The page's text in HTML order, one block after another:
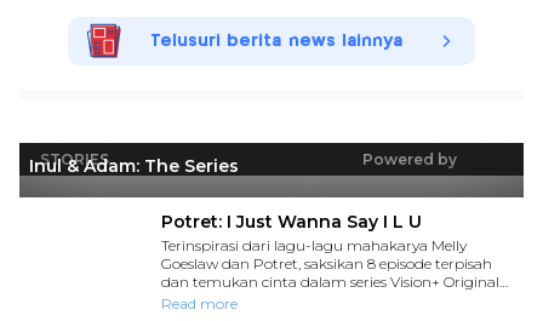
Telusuri berita news lainnya